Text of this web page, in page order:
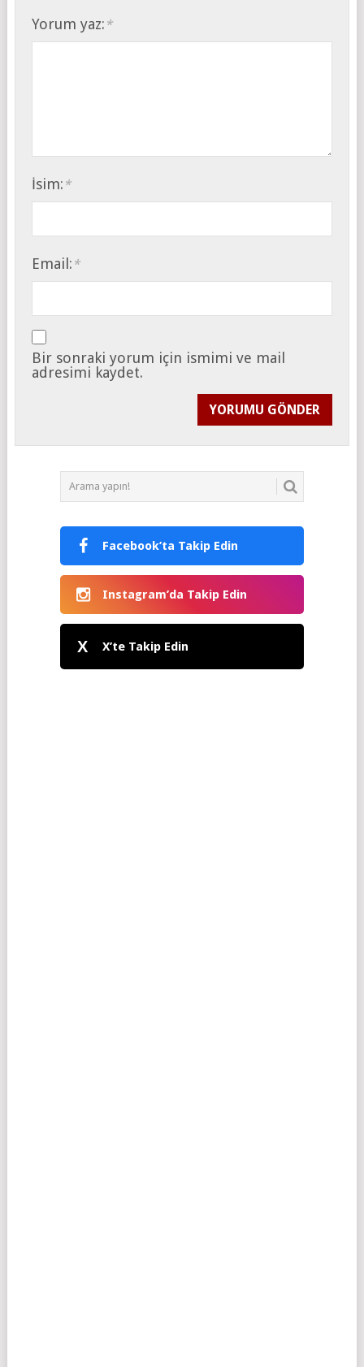
Yorum yaz: *
İsim: *
Email: *
Bir sonraki yorum için ismimi ve mail
adresimi kaydet.
Facebook’ta Takip Edin
Instagram’da Takip Edin
X X’te Takip Edin